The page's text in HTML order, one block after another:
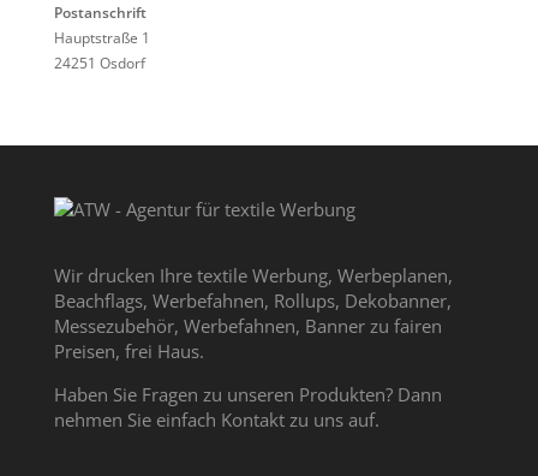
Postanschrift
Hauptstraße 1
24251 Osdorf
Wir drucken Ihre textile Werbung, Werbeplanen,
Beachflags, Werbefahnen, Rollups, Dekobanner,
Messezubehör, Werbefahnen, Banner zu fairen
Preisen, frei Haus.
Haben Sie Fragen zu unseren Produkten? Dann
nehmen Sie einfach Kontakt zu uns auf.